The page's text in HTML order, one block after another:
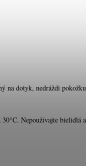
na dotyk, nedráždi
Nepoužívajte bielidlá